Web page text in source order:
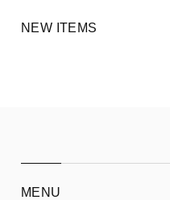
NEW ITEMS
MENU